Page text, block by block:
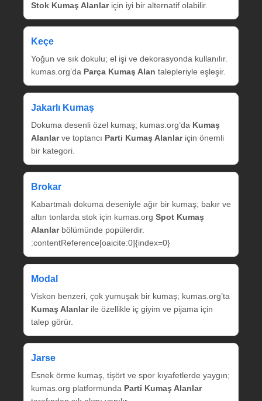
Stok Kumaş Alanlariçin iyi bir alternatif olabilir.
Keçe
Yoğun ve sık dokulu; el işi ve dekorasyonda kullanılır.
kumas.org’da Parça Kumaş Alan talepleriyle eşleşir.
Jakarlı Kumaş
Dokuma desenli özel kumaş; kumas.org’da Kumaş
Alanlarve toptancı Parti Kumaş Alanlariçin önemli
bir kategori.
Brokar
Kabartmalı dokuma deseniyle ağır bir kumaş; bakır ve
altın tonlarda stok için kumas.org Spot Kumaş
Alanlarbölümünde popülerdir.
:contentReference[oaicite:0]{index=0}
Modal
Viskon benzeri, çok yumuşak bir kumaş; kumas.org’ta
Kumaş Alanlarile özellikle iç giyim ve pijama için
talep görür.
Jarse
Esnek örme kumaş, tişört ve spor kıyafetlerde yaygın;
kumas.org platformunda Parti Kumaş Alanlar